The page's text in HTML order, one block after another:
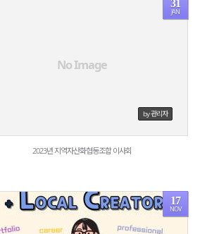
No Image
31
JAN
by 관리자
2023년 지역자산화협동조합 이사회
17
NOV